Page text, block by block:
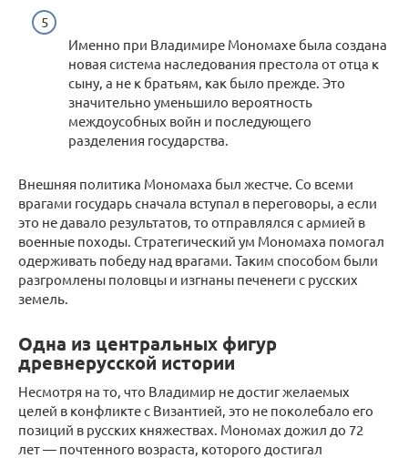
Именно при Владимире Мономахе была создана
новая система наследования престола от отца к
сыну, а не к братьям, как было прежде. Это
значительно уменьшило вероятность
междоусобных войн и последующего
разделения государства.
Внешняя политика Мономаха был жестче. Со всеми
врагами государь сначала вступал в переговоры, а если
это не давало результатов, то отправлялся с армией в
военные походы. Стратегический ум Мономаха помогал
одерживать победу над врагами. Таким способом были
разгромлены половцы и изгнаны печенеги с русских
земель.
Одна из центральных фигур
древнерусской истории
Несмотря на то, что Владимир не достиг желаемых
целей в конфликте с Византией, это не поколебало его
позиций в русских княжествах. Мономах дожил до 72
лет — почтенного возраста, которого достигал